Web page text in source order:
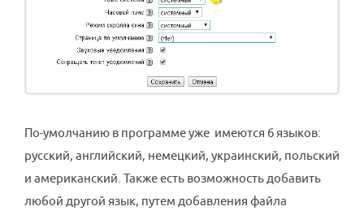
По-умолчанию в программе уже имеются 6 языков:
русский, английский, немецкий, украинский, польский
и американский. Также есть возможность добавить
любой другой язык, путем добавления файла